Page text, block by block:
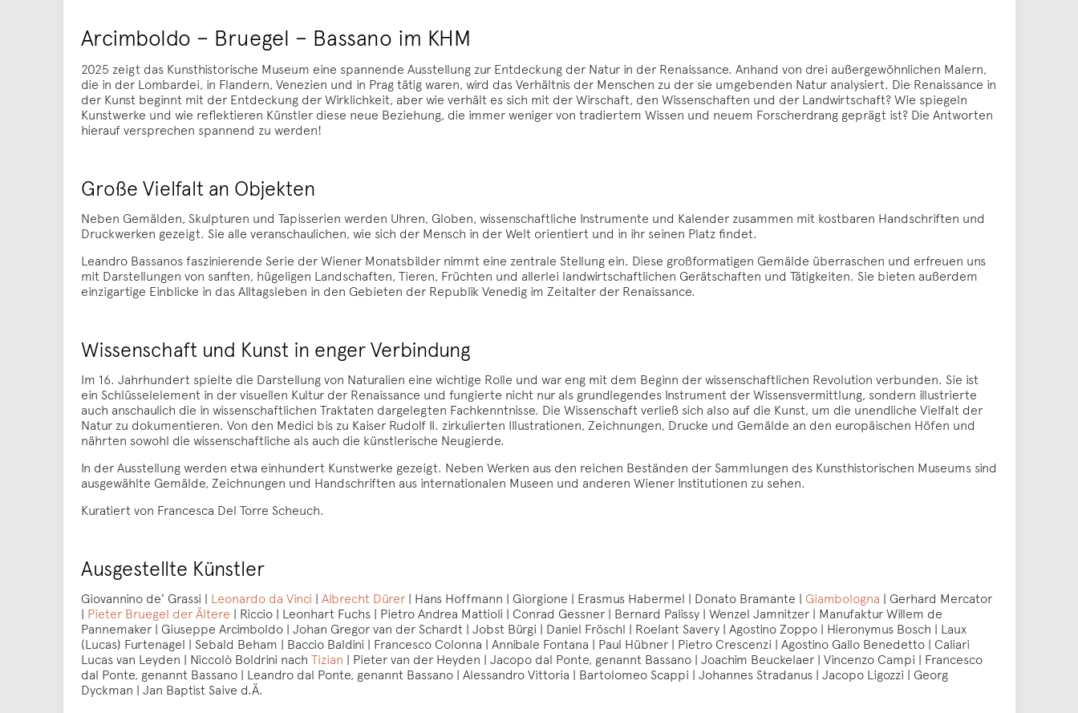
Arcimboldo – Bruegel – Bassano im KHM
2025 zeigt das Kunsthistorische Museum eine spannende Ausstellung zur Entdeckung der Natur in der Renaissance. Anhand von drei außergewöhnlichen Malern,
die in der Lombardei, in Flandern, Venezien und in Prag tätig waren, wird das Verhältnis der Menschen zu der sie umgebenden Natur analysiert. Die Renaissance in
der Kunst beginnt mit der Entdeckung der Wirklichkeit, aber wie verhält es sich mit der Wirschaft, den Wissenschaften und der Landwirtschaft? Wie spiegeln
Kunstwerke und wie reflektieren Künstler diese neue Beziehung, die immer weniger von tradiertem Wissen und neuem Forscherdrang geprägt ist? Die Antworten
hierauf versprechen spannend zu werden!
Große Vielfalt an Objekten
Neben Gemälden, Skulpturen und Tapisserien werden Uhren, Globen, wissenschaftliche Instrumente und Kalender zusammen mit kostbaren Handschriften und
Druckwerken gezeigt. Sie alle veranschaulichen, wie sich der Mensch in der Welt orientiert und in ihr seinen Platz findet.
Leandro Bassanos faszinierende Serie der Wiener Monatsbilder nimmt eine zentrale Stellung ein. Diese großformatigen Gemälde überraschen und erfreuen uns
mit Darstellungen von sanften, hügeligen Landschaften, Tieren, Früchten und allerlei landwirtschaftlichen Gerätschaften und Tätigkeiten. Sie bieten außerdem
einzigartige Einblicke in das Alltagsleben in den Gebieten der Republik Venedig im Zeitalter der Renaissance.
Wissenschaft und Kunst in enger Verbindung
Im 16. Jahrhundert spielte die Darstellung von Naturalien eine wichtige Rolle und war eng mit dem Beginn der wissenschaftlichen Revolution verbunden. Sie ist
ein Schlüsselelement in der visuellen Kultur der Renaissance und fungierte nicht nur als grundlegendes Instrument der Wissensvermittlung, sondern illustrierte
auch anschaulich die in wissenschaftlichen Traktaten dargelegten Fachkenntnisse. Die Wissenschaft verließ sich also auf die Kunst, um die unendliche Vielfalt der
Natur zu dokumentieren. Von den Medici bis zu Kaiser Rudolf II. zirkulierten Illustrationen, Zeichnungen, Drucke und Gemälde an den europäischen Höfen und
nährten sowohl die wissenschaftliche als auch die künstlerische Neugierde.
In der Ausstellung werden etwa einhundert Kunstwerke gezeigt. Neben Werken aus den reichen Beständen der Sammlungen des Kunsthistorischen Museums sind
ausgewählte Gemälde, Zeichnungen und Handschriften aus internationalen Museen und anderen Wiener Institutionen zu sehen.
Kuratiert von Francesca Del Torre Scheuch.
Ausgestellte Künstler
Giovannino de’ Grassi | Leonardo da Vinci | Albrecht Dürer| Hans Hoffmann | Giorgione | Erasmus Habermel | Donato Bramante | Giambologna | Gerhard Mercator
| Pieter Bruegel der Ältere | Riccio | Leonhart Fuchs | Pietro Andrea Mattioli | Conrad Gessner | Bernard Palissy | Wenzel Jamnitzer | Manufaktur Willem de
Pannemaker | Giuseppe Arcimboldo | Johan Gregor van der Schardt | Jobst Bürgi | Daniel Fröschl | Roelant Savery | Agostino Zoppo | Hieronymus Bosch | Laux
(Lucas) Furtenagel | Sebald Beham | Baccio Baldini | Francesco Colonna | Annibale Fontana | Paul Hübner | Pietro Crescenzi | Agostino Gallo Benedetto | Caliari
Lucas van Leyden | Niccolò Boldrini nach Tizian | Pieter van der Heyden | Jacopo dal Ponte, genannt Bassano | Joachim Beuckelaer | Vincenzo Campi | Francesco
dal Ponte, genannt Bassano | Leandro dal Ponte, genannt Bassano | Alessandro Vittoria | Bartolomeo Scappi | Johannes Stradanus | Jacopo Ligozzi | Georg
Dyckman | Jan Baptist Saive d.Ä.